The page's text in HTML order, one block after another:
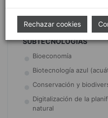
Rechazar cookies
SUBTECNOLOGÍAS
Bioeconomía
Biotecnología azul
Conservación y
Digitalización de la
natural